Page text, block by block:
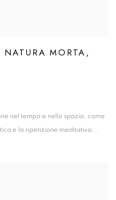
MORTA,
nel tempo e nello spazio, come
e la ripetizione meditativa...